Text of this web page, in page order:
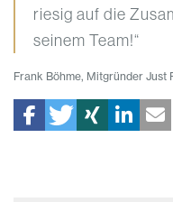
riesig auf die
seinem Team!“
Frank Böhme, Mitgründer Just